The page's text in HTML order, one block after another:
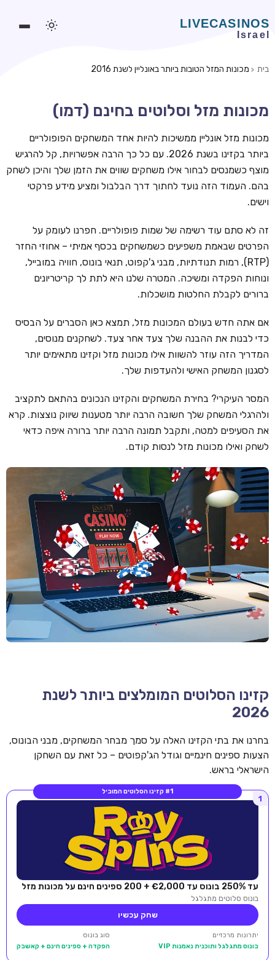
משחקים חינמיים
סלוטים אונליין
מדריכי קזינו
מונדיאל 2026 הימורים
בלאקג'ק אונליין
בקרה אונליין
וידאו פוקר
בונוסים בקזינו אונליין
קזינו קריפטו
קזינו PayPal
טורנירי קזינו
הימורי ספורט
צור קשר
בלוג וחדשות
חדשות
טיפים
בית מכונות המזל הטובות ביותר באונליין לשנת 2016
מכונות מזל וסלוטים בחינם (דמו)
מכונות מזל אונליין ממשיכות להיות אחד המשחקים הפופולריים
ביותר בקזינו בשנת 2026. עם כל כך הרבה אפשרויות, קל להרגיש
מוצף כשמנסים לבחור אילו משחקים שווים את הזמן שלך והיכן לשחק
בהם. העמוד הזה נועד לחתוך דרך הבלבול ומציע מידע פרקטי
וישים.
זה לא סתם עוד רשימה של שמות פופולריים. חפרנו לעומק על
הפרטים שבאמת משפיעים כשמשחקים בכסף אמיתי – אחוזי החזר
(RTP), רמות תנודתיות, מבני ג'קפוט, תנאי בונוס, חוויה במובייל,
ונוחות הפקדה ומשיכה. המטרה שלנו היא לתת לך קריטריונים
ברורים לקבלת החלטות מושכלות.
אם אתה חדש בעולם המכונות מזל, תמצא כאן הסברים על הבסיס
כדי לבנות את ההבנה שלך צעד אחר צעד. לשחקנים מנוסים,
המדריך הזה עוזר להשוות אילו מכונות מזל וקזינו מתאימים יותר
לסגנון המשחק האישי ולהעדפות שלך.
המסר העיקרי? בחירת המשחקים והקזינו הנכונים בהתאם לתקציב
ולהרגלי המשחק שלך חשובה הרבה יותר מטענות שיווק נוצצות. קרא
את הסעיפים למטה, ותקבל תמונה הרבה יותר ברורה איפה כדאי
לשחק ואילו מכונות מזל לנסות קודם.
קזינו הסלוטים המומלצים ביותר לשנת
2026
בחרנו את בתי הקזינו האלה על סמך מבחר המשחקים, מבני הבונוס,
הצעות ספינים חינמיים וגודל הג'קפוטים – כל זאת עם השחקן
הישראלי בראש.
#1 קזינו הסלוטים המוביל
1
עד 250% בונוס עד €2,000 + 200 ספינים חינם על מכונות מזל
בונוס סלוטים מתגלגל
שחק עכשיו
יתרונות מרכזיים
בונוס מתגלגל ותוכנית נאמנות VIP
סוג בונוס
הפקדה + ספינים חינם + קאשבק